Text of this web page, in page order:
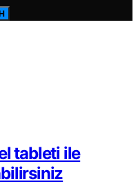
tableti ile